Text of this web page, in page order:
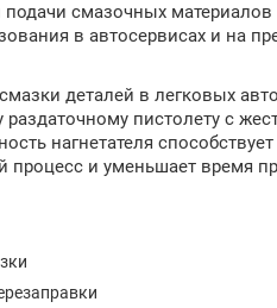
смазочных
в автосервисах и на
деталей в легковых
пистолету с
нагнетателя
и уменьшает время